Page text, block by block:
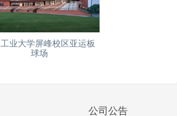
业大学屏峰校区亚运板
球场
公司公告